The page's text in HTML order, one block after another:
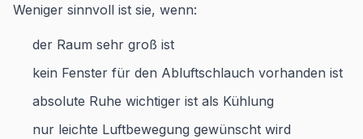
Weniger sinnvoll ist sie, wenn:
der Raum sehr groß ist
kein Fenster für den Abluftschlauch vorhanden ist
absolute Ruhe wichtiger ist als Kühlung
nur leichte Luftbewegung gewünscht wird